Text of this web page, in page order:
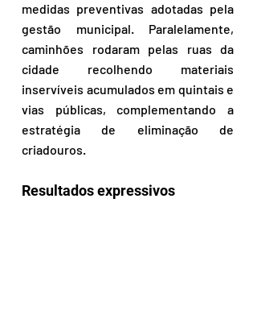
medidas preventivas adotadas pela
gestão municipal. Paralelamente,
caminhões rodaram pelas ruas da
cidade recolhendo materiais
inservíveis acumulados em quintais e
vias públicas, complementando a
estratégia de eliminação de
criadouros.
Resultados expressivos